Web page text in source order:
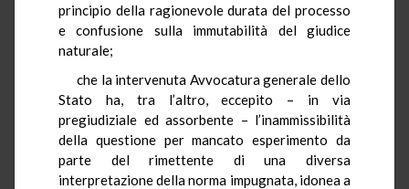
principio della ragionevole durata del processo
e confusione sulla immutabilità del giudice
naturale;
che la intervenuta Avvocatura generale dello
Stato ha, tra l’altro, eccepito – in via
pregiudiziale ed assorbente – l’inammissibilità
della questione per mancato esperimento da
parte del rimettente di una diversa
interpretazione della norma impugnata, idonea a